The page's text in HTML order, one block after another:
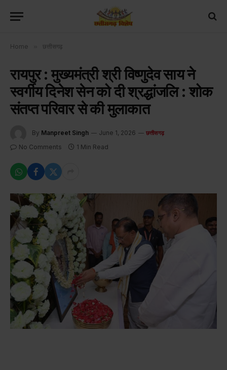
Home छत्तीसगढ़
रायपुर : मुख्यमंत्री श्री विष्णुदेव साय ने
स्वर्गीय दिनेश सेन को दी श्रद्धांजलि : शोक
संतप्त परिवार से की मुलाकात
By Manpreet Singh June 1, 2026 छत्तीसगढ़
No Comments 1 Min Read